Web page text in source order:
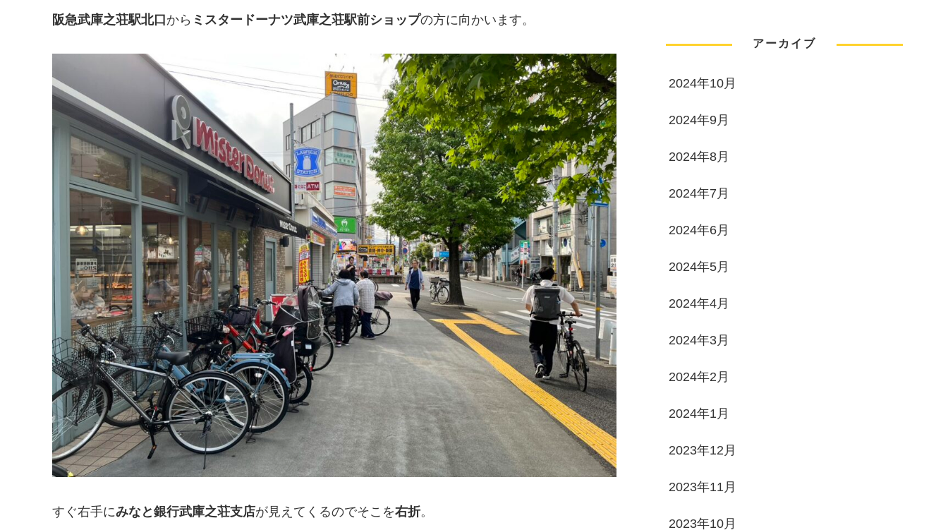
阪急武庫之荘駅北口から ミスタードーナツ武庫之荘駅前ショップの方に向かいます。
すぐ右手にみなと銀行武庫之荘支店が見えてくるのでそこを右折。
アーカイブ
2024年10月
2024年9月
2024年8月
2024年7月
2024年6月
2024年5月
2024年4月
2024年3月
2024年2月
2024年1月
2023年12月
2023年11月
2023年10月